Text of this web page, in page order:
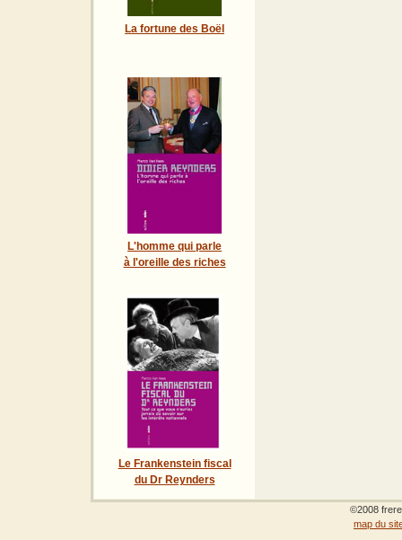
La fortune des Boël
L'homme qui parle
à l'oreille des riches
Le Frankenstein fiscal
du Dr Reynders
©2008
map du